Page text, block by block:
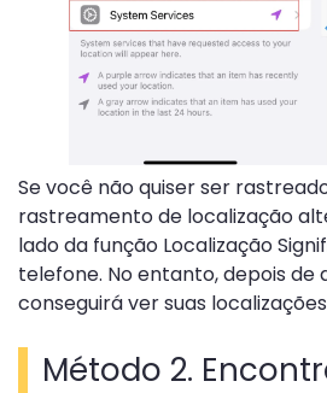
Se você não quiser ser
rastreamento de localização
lado da função Localização
telefone. No entanto, depois de
conseguirá ver suas
Método 2.